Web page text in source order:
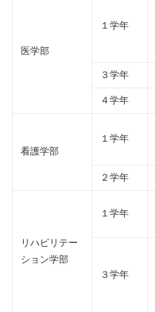
医学部
１学年
３学年
４学年
看護学部
１学年
２学年
リハビリテー
ション学部
１学年
３学年